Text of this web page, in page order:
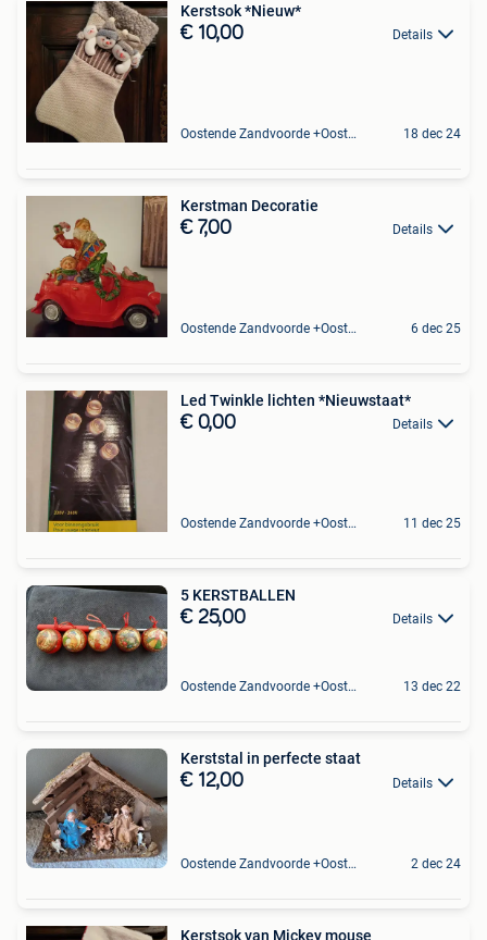
Kerstsok *Nieuw*
€ 10,00 Details
Oostende Zandvoorde +Oostende 18 dec 24
Kerstman Decoratie
€ 7,00 Details
Oostende Zandvoorde +Oostende 6 dec 25
Led Twinkle lichten *Nieuwstaat*
€ 0,00 Details
Oostende Zandvoorde +Oostende 11 dec 25
5 KERSTBALLEN
€ 25,00 Details
Oostende Zandvoorde +Oostende 13 dec 22
Kerststal in perfecte staat
€ 12,00 Details
Oostende Zandvoorde +Oostende 2 dec 24
Kerstsok van Mickey mouse